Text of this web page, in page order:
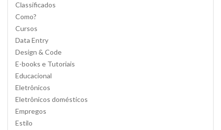
Classificados
Como?
Cursos
Data Entry
Design & Code
E-books e Tutoriais
Educacional
Eletrônicos
Eletrônicos domésticos
Empregos
Estilo